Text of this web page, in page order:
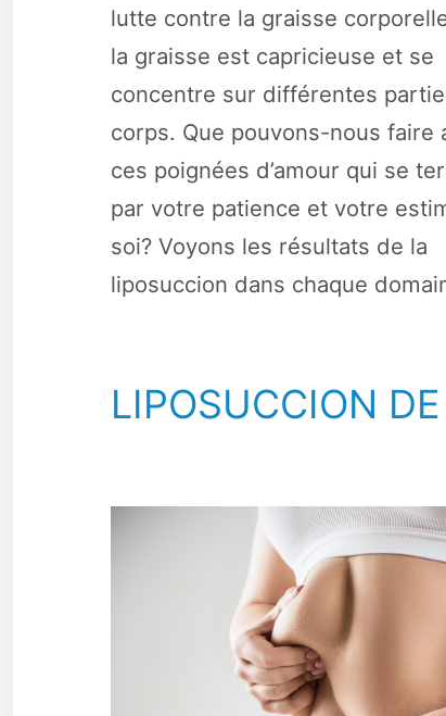
lutte contre la graisse
la graisse est capricieuse et se
concentre sur différentes
corps. Que pouvons-nous faire
ces poignées d’amour qui se
par votre patience et votre
soi? Voyons les résultats de la
liposuccion dans chaque
LIPOSUCCION DE